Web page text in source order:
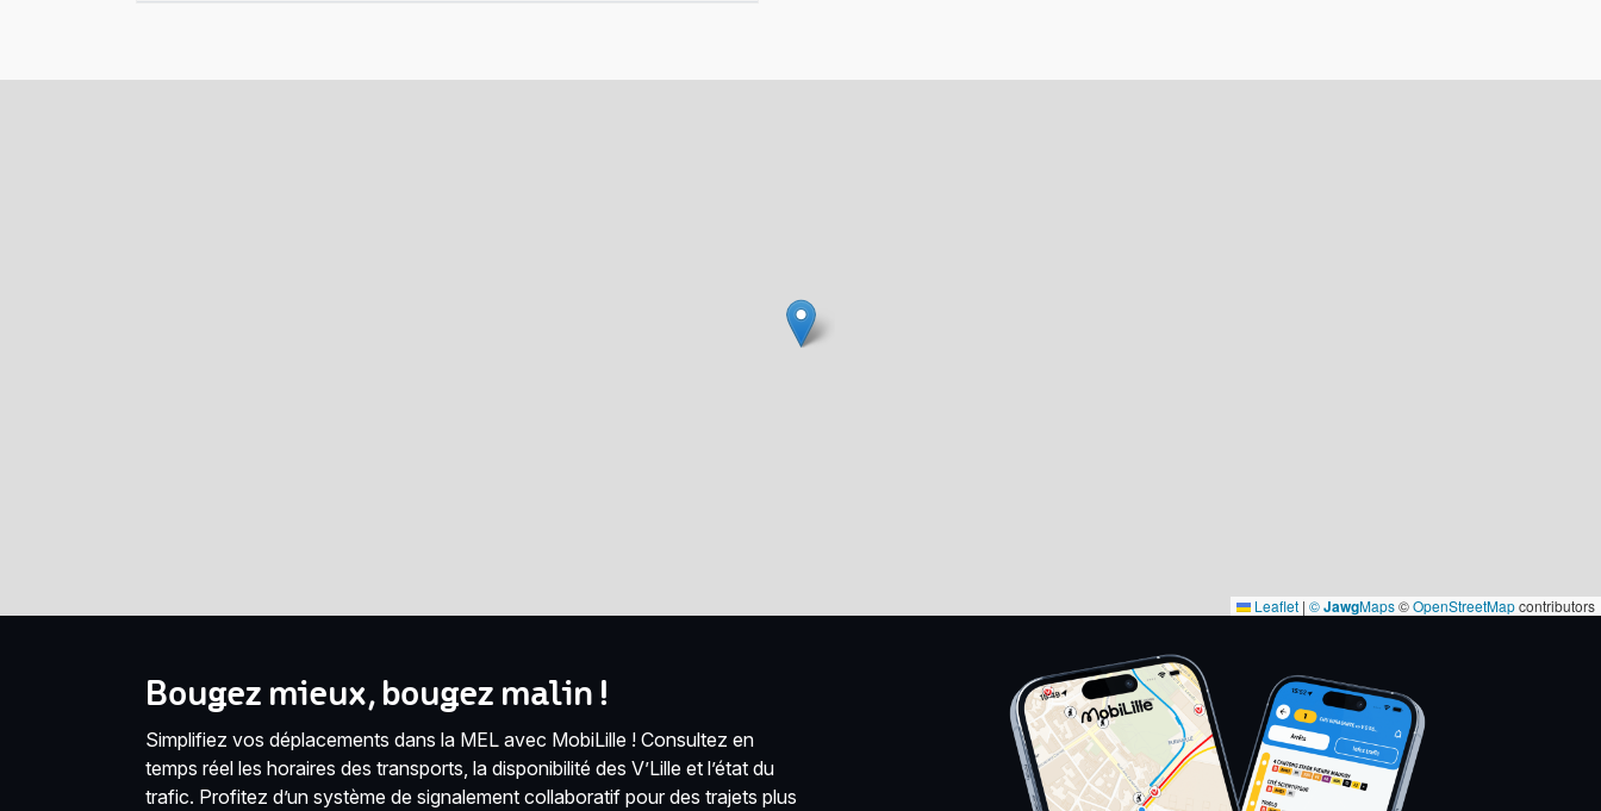
Leaflet | ©JawgMaps©OpenStreetMapcontributors
Bougez mieux, bougez malin !
Simplifiez vos déplacements dans la MEL avec MobiLille ! Consultez en
temps réel les horaires des transports, la disponibilité des V’Lille et l’état du
trafic. Profitez d’un système de signalement collaboratif pour des trajets plus